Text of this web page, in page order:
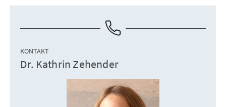
KONTAKT
Dr. Kathrin Zehender